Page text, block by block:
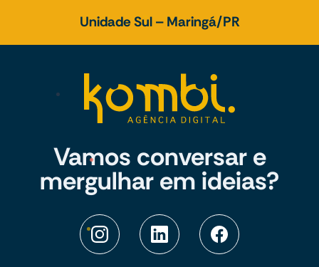
Unidade Sul – Maringá/PR
Vamos conversar e
mergulhar em ideias?